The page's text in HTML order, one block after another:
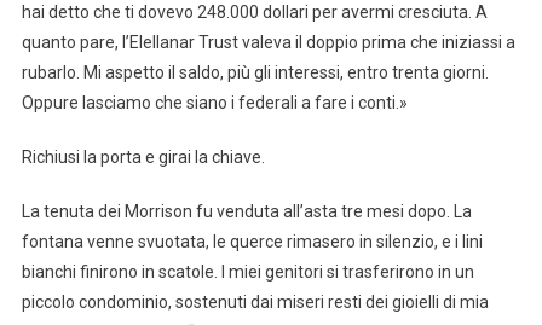
hai detto che ti dovevo 248.000 dollari per avermi cresciuta. A
quanto pare, l’Elellanar Trust valeva il doppio prima che iniziassi a
rubarlo. Mi aspetto il saldo, più gli interessi, entro trenta giorni.
Oppure lasciamo che siano i federali a fare i conti.»
Richiusi la porta e girai la chiave.
La tenuta dei Morrison fu venduta all’asta tre mesi dopo. La
fontana venne svuotata, le querce rimasero in silenzio, e i lini
bianchi finirono in scatole. I miei genitori si trasferirono in un
piccolo condominio, sostenuti dai miseri resti dei gioielli di mia